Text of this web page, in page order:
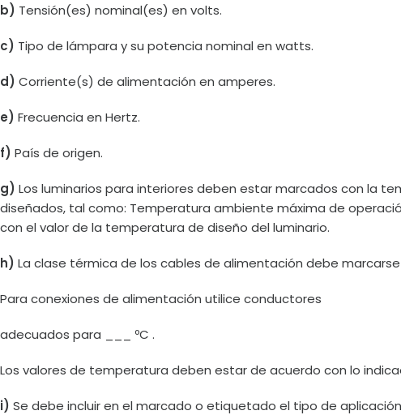
b) Tensión(es) nominal(es) en volts.
c) Tipo de lámpara y su potencia nominal en watts.
d) Corriente(s) de alimentación en amperes.
e) Frecuencia en Hertz.
f) País de origen.
g) Los luminarios para interiores deben estar marcados con la
diseñados, tal como: Temperatura ambiente máxima de
con el valor de la temperatura de diseño del luminario.
h) La clase térmica de los cables de alimentación debe
Para conexiones de alimentación utilice conductores
adecuados para ___ ºC .
Los valores de temperatura deben estar de acuerdo con lo
i) Se debe incluir en el marcado o etiquetado el tipo de